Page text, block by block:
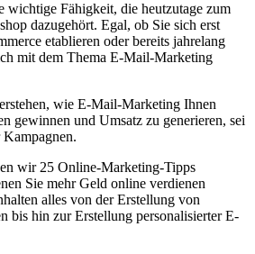
Fähigkeit, die heutzutage zum
dazugehört. Egal, ob Sie sich erst
etablieren oder bereits jahrelang
mit dem Thema E-Mail-Marketing
wie E-Mail-Marketing Ihnen
gewinnen und Umsatz zu generieren, sei
wir 25 Online-Marketing-Tipps
Sie mehr Geld online verdienen
alles von der Erstellung von
bis hin zur Erstellung personalisierter E-